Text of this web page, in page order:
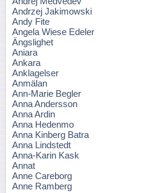
Andrzej Jakimowski
Andy Fite
Angela Wiese Edeler
Ängslighet
Aniara
Ankara
Anklagelser
Anmälan
Ann-Marie Begler
Anna Andersson
Anna Ardin
Anna Hedenmo
Anna Kinberg Batra
Anna Lindstedt
Anna-Karin Kask
Annat
Anne Careborg
Anne Ramberg